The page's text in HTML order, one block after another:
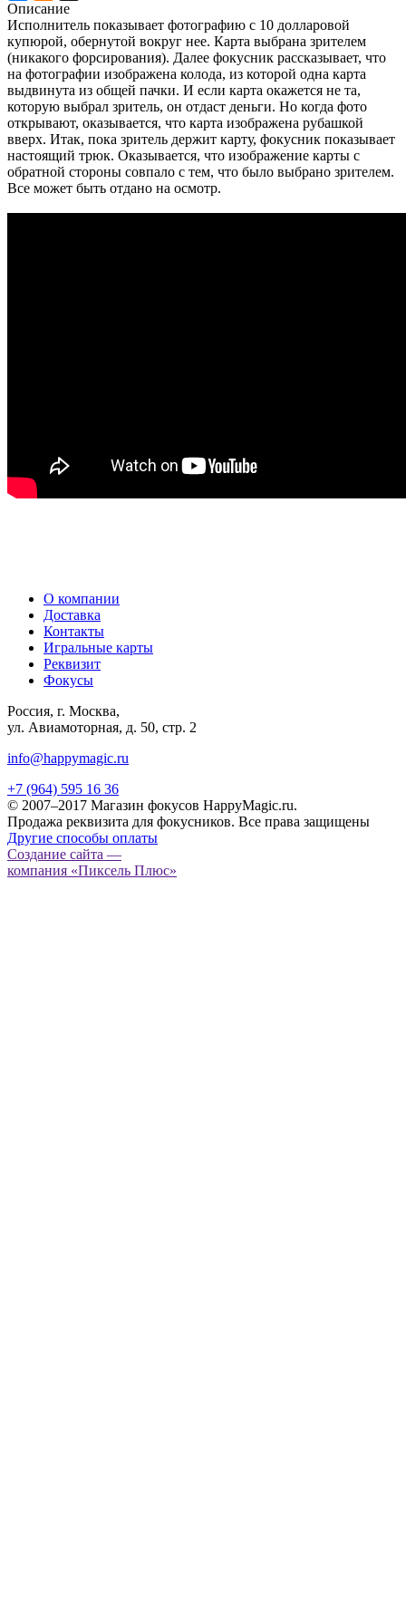
Описание
Исполнитель показывает фотографию с 10 долларовой
купюрой, обернутой вокруг нее. Карта выбрана зрителем
(никакого форсирования). Далее фокусник рассказывает, что
на фотографии изображена колода, из которой одна карта
выдвинута из общей пачки. И если карта окажется не та,
которую выбрал зритель, он отдаст деньги. Но когда фото
открывают, оказывается, что карта изображена рубашкой
вверх. Итак, пока зритель держит карту, фокусник показывает
настоящий трюк. Оказывается, что изображение карты с
обратной стороны совпало с тем, что было выбрано зрителем.
Все может быть отдано на осмотр.
О компании
Доставка
Контакты
Игральные карты
Реквизит
Фокусы
Россия, г. Москва,
ул. Авиамоторная, д. 50, стр. 2
info@happymagic.ru
+7 (964) 595 16 36
© 2007–2017 Магазин фокусов HappyMagic.ru.
Продажа реквизита для фокусников. Все права защищены
Другие способы оплаты
Создание сайта —
компания «Пиксель Плюс»